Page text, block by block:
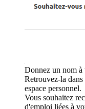
Donnez un nom à
Retrouvez-la
espace personnel.
Vous souhaitez
d'emploi liées à